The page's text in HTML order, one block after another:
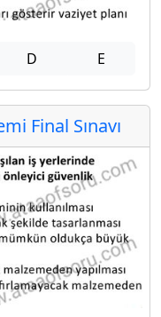
D E
Final Sınavı